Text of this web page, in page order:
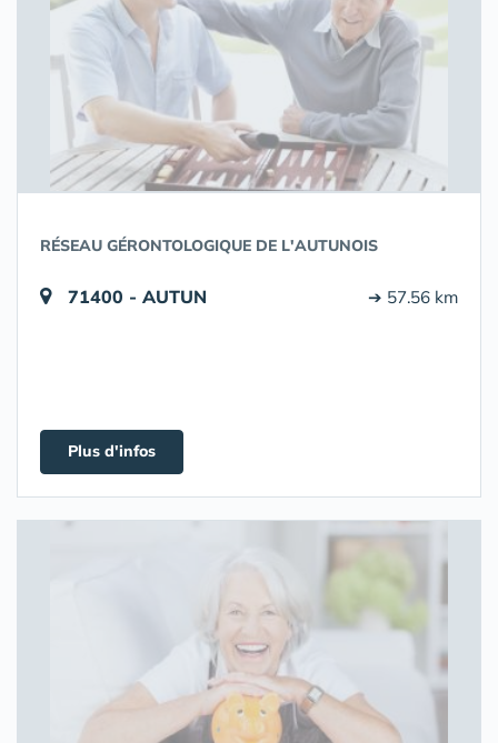
RÉSEAU GÉRONTOLOGIQUE DE L'AUTUNOIS
71400 - AUTUN ➔ 57.56 km
Plus d'infos